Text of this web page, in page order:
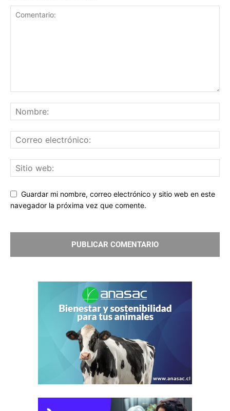
Guardar mi nombre, correo electrónico y sitio web en este
navegador la próxima vez que comente.